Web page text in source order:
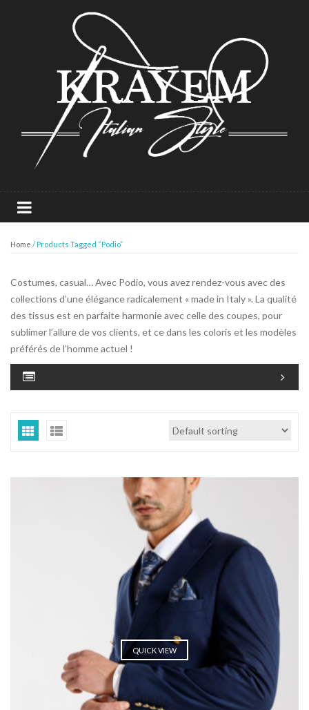
Home / Products Tagged “Podio”
Costumes, casual… Avec Podio, vous avez rendez-vous avec des
collections d’une élégance radicalement « made in Italy ». La qualité
des tissus est en parfaite harmonie avec celle des coupes, pour
sublimer l’allure de vos clients, et ce dans les coloris et les modèles
préférés de l’homme actuel !
QUICK VIEW